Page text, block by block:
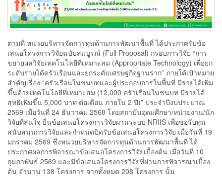
ตามที่ หน่วยบริหารจัดการทุนด้านการพัฒนาพื้นที่ ได้ประกาศรับข้อ
เสนอโครงการวิจัยฉบับสมบูรณ์ (Full Proposal) กรอบการวิจัย “การ
ขยายผลวิจัยเทคโนโลยีที่เหมาะสม (Appropriate Technology) เพื่อยก
ระดับรายได้ครัวเรือนและยกระดับเศรษฐกิจฐานราก” ภายใต้เป้าหมาย
สำคัญเรื่อง “ครัวเรือนในชนบทและผู้ประกอบการในพื้นที่ มีรายได้เพิ่ม
ขึ้นด้วยเทคโนโลยีที่เหมาะสม (12,000 ครัวเรือนในชนบท มีรายได้
สุทธิเพิ่มขึ้น 5,000 บาท ต่อเดือน ภายใน 2 ปี)” ประจำปีงบประมาณ
2569 เมื่อวันที่ 24 ธันวาคม 2568 โดยสถาบันอุดมศึกษา/หน่วยงาน/นัก
วิจัยที่สนใจ ยื่นข้อเสนอโครงการวิจัยผ่านระบบ NRIIS เพื่อขอรับทุน
สนับสนุนการวิจัยและกำหนดปิดรับข้อเสนอโครงการวิจัย เมื่อวันที่ 19
มกราคม 2569 ซึ่งหน่วยบริหารจัดการทุนด้านการพัฒนาพื้นที่ ได้
ประกาศผลการพิจารณาข้อเสนอโครงการวิจัยเบื้องต้น เมื่อวันที่ 10
กุมภาพันธ์ 2569 และมีข้อเสนอโครงการวิจัยที่ผ่านการพิจารณาเบื้อง
ต้น จำนวน 138 โครงการ จากทั้งหมด 208 โครงการ นั้น